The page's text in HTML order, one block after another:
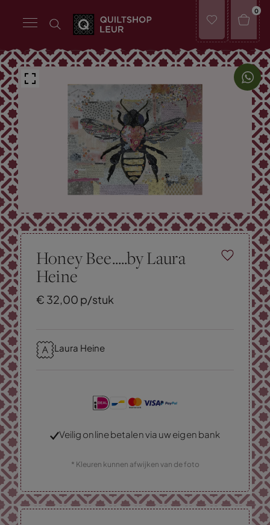
0
Honey Bee.....by Laura
Heine
€ 32,00 p/stuk
Laura Heine
Veilig online betalen via uw eigen bank
* Kleuren kunnen afwijken van de foto